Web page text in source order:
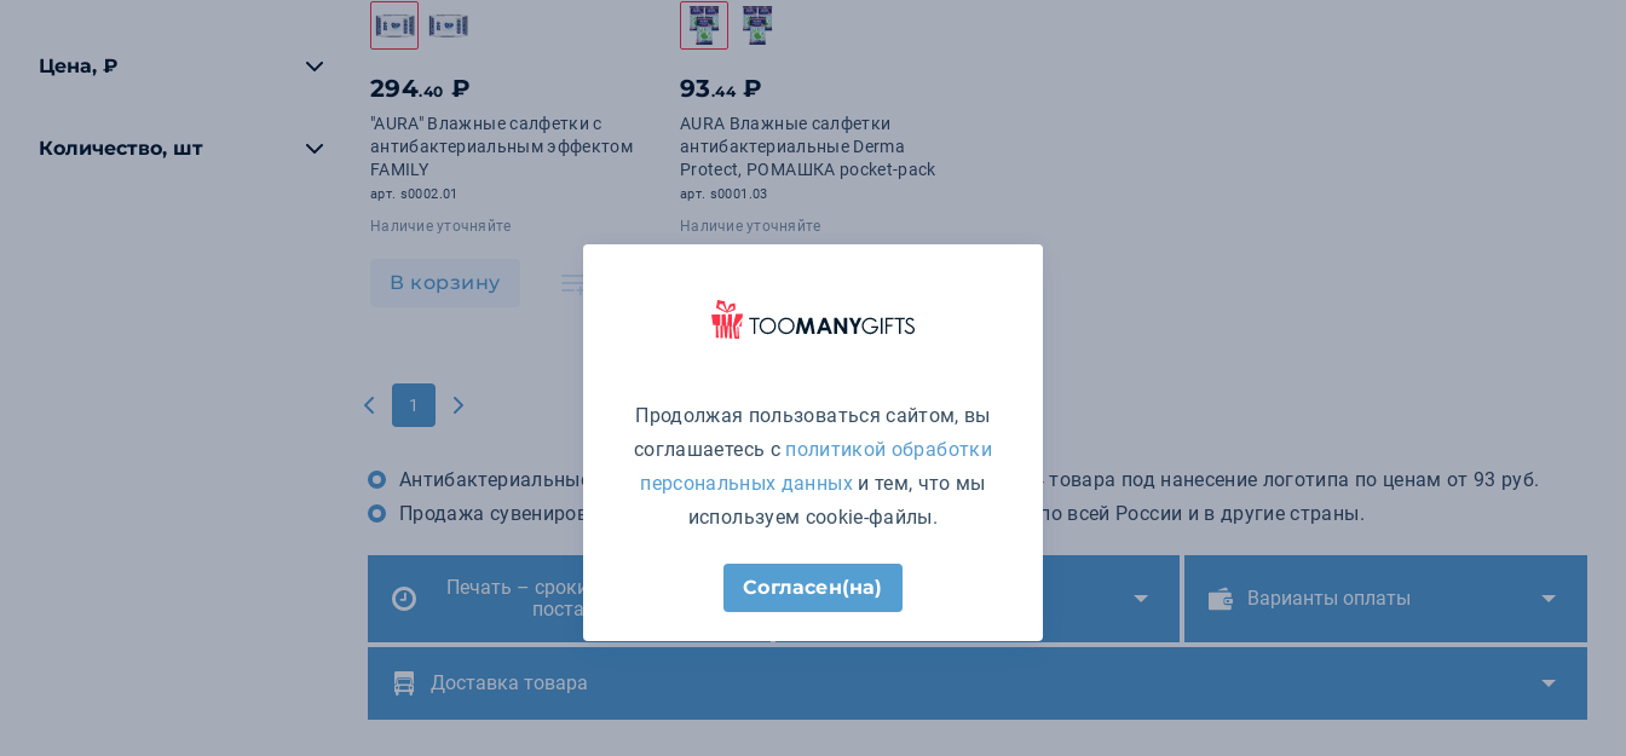
Цена, ₽
Количество, шт
294.40 ₽
"AURA" Влажные салфетки с
антибактериальным эффектом
FAMILY
арт. s0002.01
Наличие уточняйте
В корзину
93.44₽
AURA Влажные салфетки
антибактериальные Derma
Protect, РОМАШКА pocket-pack
арт. s0001.03
Наличие уточняйте
1
Антибактериальные салфетки в интернет-магазине Toomanygifts - 4 товара под нанесение логотипа по ценам от 93 руб.
Продажа сувениров мелким и крупным оптом, доставка в Москве, по всей России и в другие страны.
Печать – сроки нанесения и
поставки
Минимальный заказ Варианты оплаты
Доставка товара
Продолжая пользоваться сайтом, вы
соглашаетесь с политикой обработки
персональных данныхи тем, что мы
используем cookie-файлы.
Согласен(на)